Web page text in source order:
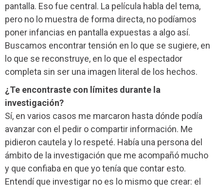
pantalla. Eso fue central. La película habla del tema,
pero no lo muestra de forma directa, no podíamos
poner infancias en pantalla expuestas a algo así.
Buscamos encontrar tensión en lo que se sugiere, en
lo que se reconstruye, en lo que el espectador
completa sin ser una imagen literal de los hechos.
¿Te encontraste con límites durante la
investigación?
Sí, en varios casos me marcaron hasta dónde podía
avanzar con el pedir o compartir información. Me
pidieron cautela y lo respeté. Había una persona del
ámbito de la investigación que me acompañó mucho
y que confiaba en que yo tenía que contar esto.
Entendí que investigar no es lo mismo que crear: el